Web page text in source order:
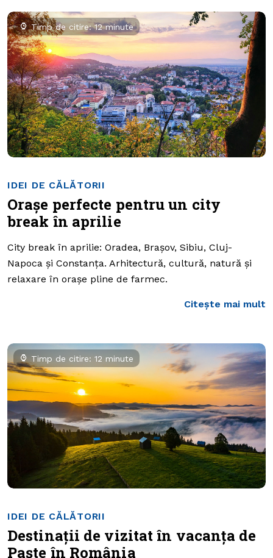
Timp de citire: 12 minute
IDEI DE CĂLĂTORII
Orașe perfecte pentru un city
break în aprilie
City break în aprilie: Oradea, Brașov, Sibiu, Cluj-
Napoca și Constanța. Arhitectură, cultură, natură și
relaxare în orașe pline de farmec.
Citește mai mult
Timp de citire: 12 minute
IDEI DE CĂLĂTORII
Destinații de vizitat în vacanța de
Paște în România